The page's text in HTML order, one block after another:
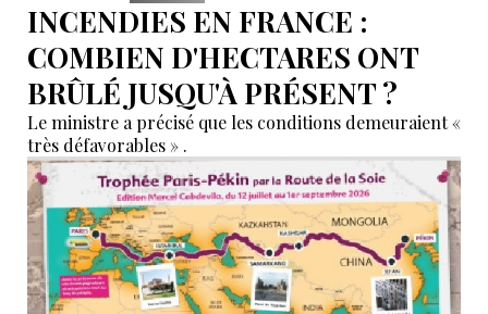
INCENDIES EN FRANCE :
COMBIEN D'HECTARES ONT
BRÛLÉ JUSQU'À PRÉSENT ?
Le ministre a précisé que les conditions demeuraient «
très défavorables » .